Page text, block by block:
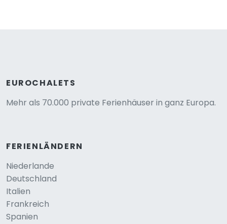
EUROCHALETS
Mehr als 70.000 private Ferienhäuser in ganz Europa.
FERIENLÄNDERN
Niederlande
Deutschland
Italien
Frankreich
Spanien